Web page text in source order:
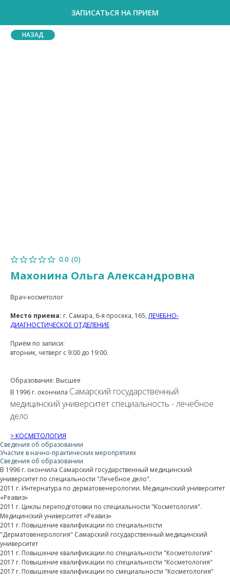
ЗАПИСАТЬСЯ НА ПРИЕМ
НАЗАД
0.0 (0)
Махонина Ольга Александровна
Врач-косметолог
Место приема: г. Самара, 6-я просека, 165,ЛЕЧЕБНО-
ДИАГНОСТИЧЕСКОЕ ОТДЕЛЕНИЕ
Приём по записи:
вторник, четверг с 9:00 до 19:00.
Образование: Высшее
В 1996 г. окончила Самарский государственный
медицинский университет специальность - лечебное
дело
> КОСМЕТОЛОГИЯ
Сведения об образовании
Участие в начно-практических меропрятиях
Сведения об образовании
В 1996 г. окончила Самарский государственный медицинский
университет по специальности "Лечебное дело".
2011 г. Интернатура по дерматовенерологии. Медицинский университет
«Реавиз»
2011 г. Циклы переподготовки по специальности "Косметология".
Медицинский университет «Реавиз»
2011 г. Повышение квалификации по специальности
"Дерматовенерология" Самарский государственный медицинский
университет
2011 г. Повышение квалификации по специальности "Косметология"
2017 г. Повышение квалификации по специальности "Косметология"
2017 г. Повышение квалификации по смециальности "Косметология"